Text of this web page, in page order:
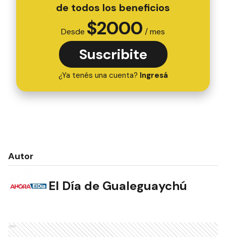
de todos los beneficios
Desde $2000 / mes
Suscribite
¿Ya tenés una cuenta? Ingresá
Autor
El Día de Gualeguaychú
Ads